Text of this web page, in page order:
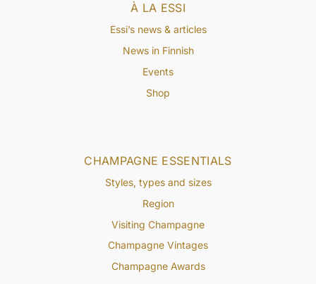
CHAMPAGNE ESSENTIALS
Styles, types and sizes
Region
Visiting Champagne
Champagne Vintages
Champagne Awards
À LA ESSI
Essi’s news & articles
News in Finnish
Events
Shop